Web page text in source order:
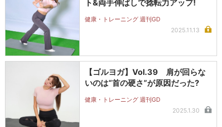
ト&両手伸ばしで捻転力アップ!
健康・トレーニング 週刊GD
2025.11.13
【ゴルヨガ】Vol.39 肩が回らな
いのは“首の硬さ”が原因だった?
健康・トレーニング 週刊GD
2025.1.30